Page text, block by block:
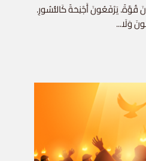
قُوَّةً. يَرْفَعُونَ أَجْنِحَةً كَالنُّسُورِ.
وَلَا...